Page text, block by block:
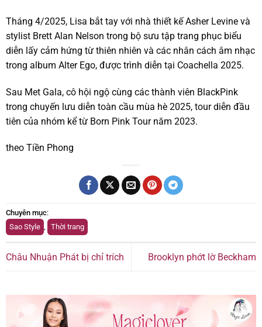
Tháng 4/2025, Lisa bắt tay với nhà thiết kế Asher Levine và
stylist Brett Alan Nelson trong bộ sưu tập trang phục biểu
diễn lấy cảm hứng từ thiên nhiên và các nhân cách âm nhạc
trong album Alter Ego, được trình diễn tại Coachella 2025.
Sau Met Gala, cô hội ngộ cùng các thành viên BlackPink
trong chuyến lưu diễn toàn cầu mùa hè 2025, tour diễn đầu
tiên của nhóm kể từ Born Pink Tour năm 2023.
theo Tiền Phong
Chuyên mục:
Sao Style , Thời trang
Châu Nhuận Phát bị chỉ trích Brooklyn phớt lờ Beckham